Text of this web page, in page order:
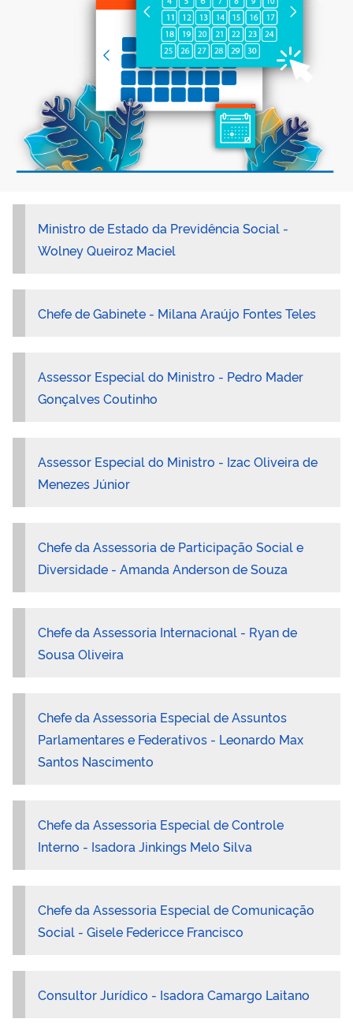
Ministro de Estado da Previdência Social -
Wolney Queiroz Maciel
Chefe de Gabinete - Milana Araújo Fontes Teles
Assessor Especial do Ministro - Pedro Mader
Gonçalves Coutinho
Assessor Especial do Ministro - Izac Oliveira de
Menezes Júnior
Chefe da Assessoria de Participação Social e
Diversidade - Amanda Anderson de Souza
Chefe da Assessoria Internacional - Ryan de
Sousa Oliveira
Chefe da Assessoria Especial de Assuntos
Parlamentares e Federativos - Leonardo Max
Santos Nascimento
Chefe da Assessoria Especial de Controle
Interno - Isadora Jinkings Melo Silva
Chefe da Assessoria Especial de Comunicação
Social - Gisele Federicce Francisco
Consultor Jurídico - Isadora Camargo Laitano